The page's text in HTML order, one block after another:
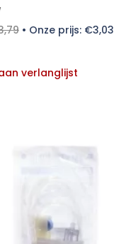
• Onze prijs: €3,03
verlanglijst